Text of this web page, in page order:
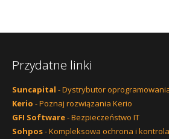
Przydatne linki
Suncapital - Dystrybutor
Kerio - Poznaj rozwiązania Kerio
GFI Software- Bezpieczeństwo IT
Sohpos- Kompleksowa ochrona i